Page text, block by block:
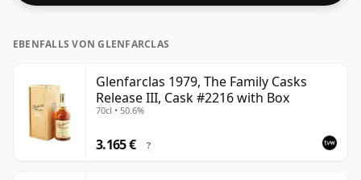
EBENFALLS VON GLENFARCLAS
Glenfarclas 1979, The Family Casks
Release III, Cask #2216 with Box
70cl • 50.6%
3.165 € ?